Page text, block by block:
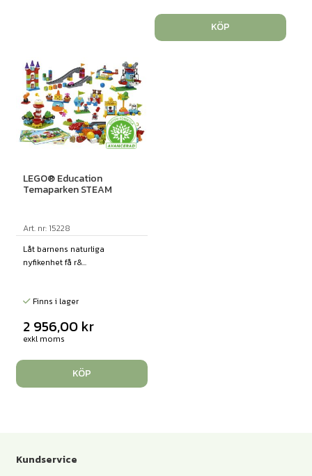
KÖP
LEGO® Education
Temaparken STEAM
Art. nr: 15228
Låt barnens naturliga
nyfikenhet få r&...
Finns i lager
2 956,00 kr
exkl moms
KÖP
Kundservice